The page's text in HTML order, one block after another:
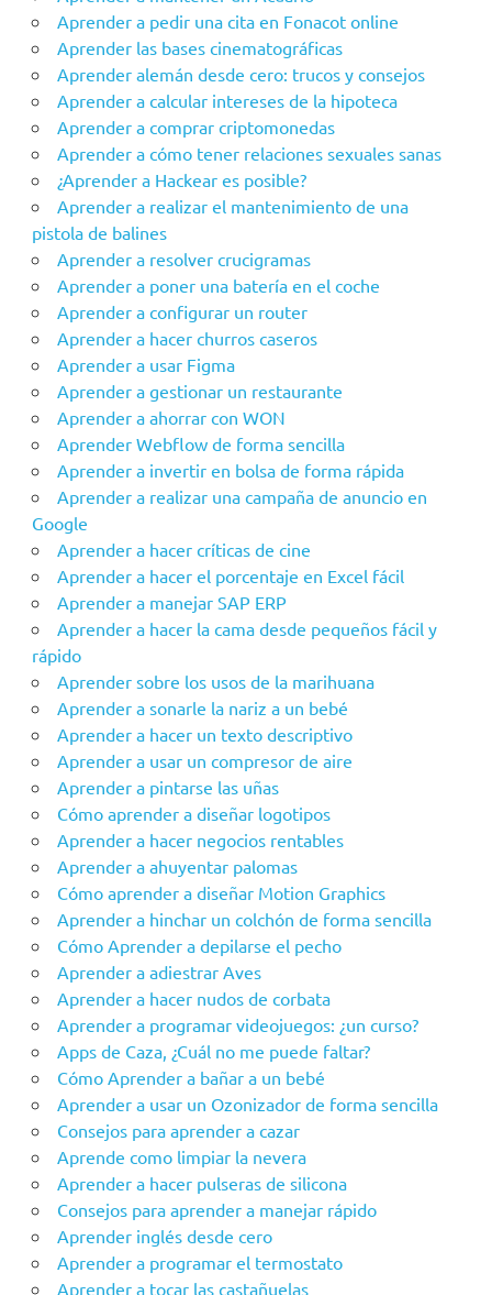
Aprender a pedir una cita en Fonacot online
Aprender las bases cinematográficas
Aprender alemán desde cero: trucos y consejos
Aprender a calcular intereses de la hipoteca
Aprender a comprar criptomonedas
Aprender a cómo tener relaciones sexuales sanas
¿Aprender a Hackear es posible?
Aprender a realizar el mantenimiento de una
pistola de balines
Aprender a resolver crucigramas
Aprender a poner una batería en el coche
Aprender a configurar un router
Aprender a hacer churros caseros
Aprender a usar Figma
Aprender a gestionar un restaurante
Aprender a ahorrar con WON
Aprender Webflow de forma sencilla
Aprender a invertir en bolsa de forma rápida
Aprender a realizar una campaña de anuncio en
Google
Aprender a hacer críticas de cine
Aprender a hacer el porcentaje en Excel fácil
Aprender a manejar SAP ERP
Aprender a hacer la cama desde pequeños fácil y
rápido
Aprender sobre los usos de la marihuana
Aprender a sonarle la nariz a un bebé
Aprender a hacer un texto descriptivo
Aprender a usar un compresor de aire
Aprender a pintarse las uñas
Cómo aprender a diseñar logotipos
Aprender a hacer negocios rentables
Aprender a ahuyentar palomas
Cómo aprender a diseñar Motion Graphics
Aprender a hinchar un colchón de forma sencilla
Cómo Aprender a depilarse el pecho
Aprender a adiestrar Aves
Aprender a hacer nudos de corbata
Aprender a programar videojuegos: ¿un curso?
Apps de Caza, ¿Cuál no me puede faltar?
Cómo Aprender a bañar a un bebé
Aprender a usar un Ozonizador de forma sencilla
Consejos para aprender a cazar
Aprende como limpiar la nevera
Aprender a hacer pulseras de silicona
Consejos para aprender a manejar rápido
Aprender inglés desde cero
Aprender a programar el termostato
Aprender a tocar las castañuelas